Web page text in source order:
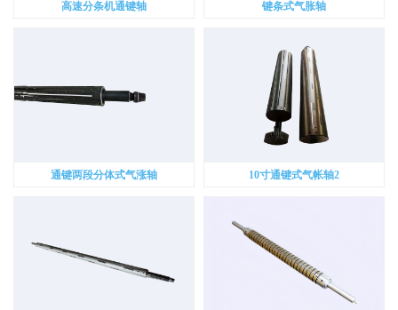
高速分条机通键轴 键条式气胀轴
通键两段分体式气涨轴 10寸通键式气帐轴2